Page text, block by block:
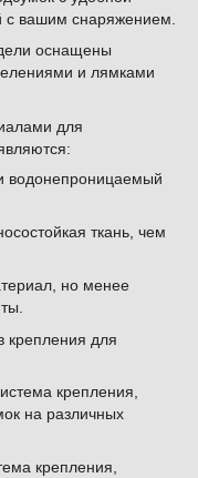
с вашим снаряжением.
оснащены
и лямками
для
водонепроницаемый
ткань, чем
но менее
крепления для
крепления,
на различных
крепления,